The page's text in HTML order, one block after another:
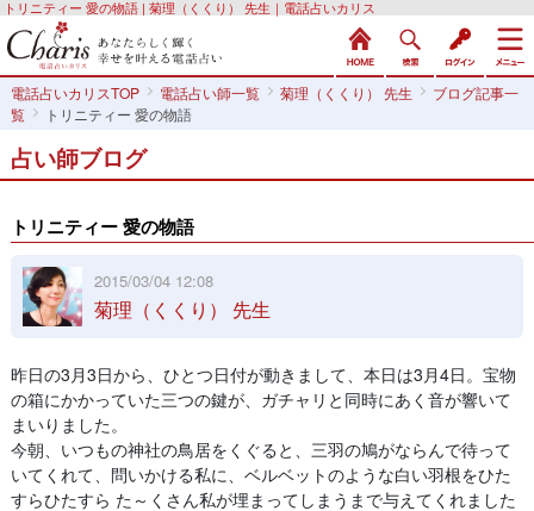
トリニティー 愛の物語 | 菊理（くくり） 先生｜電話占いカリス
電話占いカリスTOP 電話占い師一覧 菊理（くくり） 先生
ブログ記事一
覧
トリニティー 愛の物語
占い師ブログ
トリニティー 愛の物語
2015/03/04 12:08
菊理（くくり） 先生
昨日の3月3日から、ひとつ日付が動きまして、本日は3月4日。宝物
の箱にかかっていた三つの鍵が、ガチャリと同時にあく音が響いて
まいりました。
今朝、いつもの神社の鳥居をくぐると、三羽の鳩がならんで待って
いてくれて、問いかける私に、ベルベットのような白い羽根をひた
すらひたすら た～くさん私が埋まってしまうまで与えてくれました